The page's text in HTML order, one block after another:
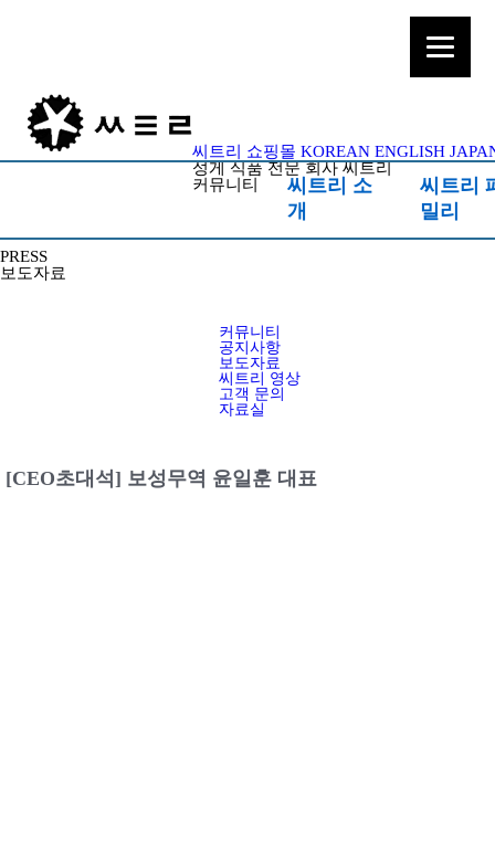
씨트리 쇼핑몰 KOREAN ENGLISH
씨트리 소
개
씨트리
밀리
성게 식품 전문 회사 씨트리
커뮤니티
커뮤니티
공지사항
보도자료
씨트리 영상
고객 문의
자료실
PRESS
보도자료
[CEO초대석] 보성무역 윤일훈 대표